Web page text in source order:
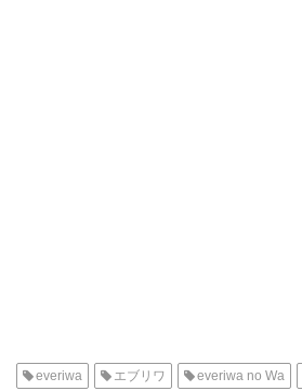
everiwa エブリワ everiwa no Wa